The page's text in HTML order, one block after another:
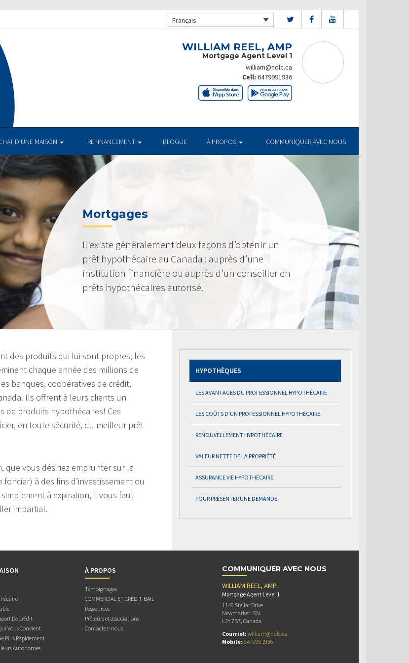
Français
WILLIAM REEL, AMP
Mortgage Agent Level 1
william@ndlc.ca
Cell: 6479991936
D’UNE MAISON REFINANCEMENT BLOGUE À PROPOS COMMUNIQUER AVEC NOUS
Mortgages
Il existe généralement deux façons d’obtenir un
prêt hypothécaire au Canada : auprès d’une
institution financière ou auprès d’un conseiller en
prêts hypothécaires autorisé.
des produits qui lui sont propres, les
chaque année des millions de
banques, coopératives de crédit,
Ils offrent à leurs clients un
de produits hypothécaires! Ces
en toute sécurité, du meilleur prêt
que vous désiriez emprunter sur la
à des fins d’investissement ou
à expiration, il vous faut
impartial.
HYPOTHÈQUES
LES AVANTAGES DU PROFESSIONNEL HYPOTHÉCAIRE
LES COÛTS D’UN PROFESSIONNEL HYPOTHÉCAIRE
RENOUVELLEMENT HYPOTHÉCAIRE
VALEUR NETTE DE LA PROPRIÉTÉ
ASSURANCE VIE HYPOTHÉCAIRE
POUR PRÉSENTER UNE DEMANDE
De Crédit
Vous Convient
Plus Rapidement
Autonomes
À PROPOS
Témoignages
COMMERCIAL ET CRÉDIT-BAIL
Ressources
Prêteurs et associations
Contactez-nous
COMMUNIQUER AVEC NOUS
WILLIAM REEL, AMP
Mortgage Agent Level 1
1140 Stellar Drive
Newmarket, ON
L3Y 7B7, Canada
Courriel: william@ndlc.ca
Mobile: 6479991936